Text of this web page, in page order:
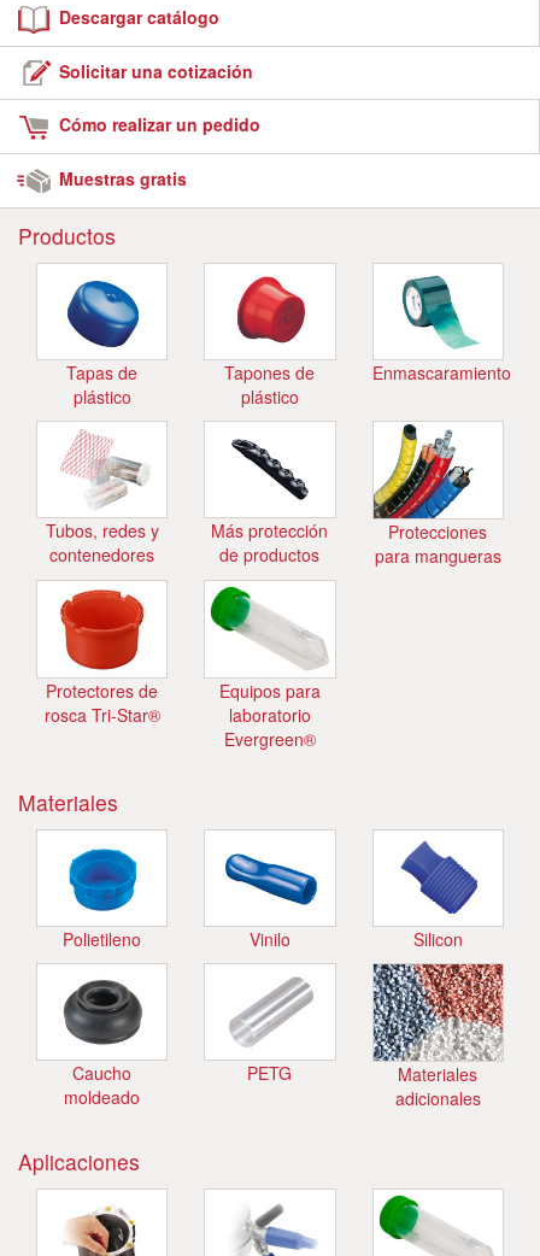
Descargar catálogo
Solicitar una cotización
Cómo realizar un pedido
Muestras gratis
Productos
Tapas de
plástico
Tapones de
plástico
Enmascaramiento
Tubos, redes y
contenedores
Más protección
de productos
Protecciones
para mangueras
Protectores de
rosca Tri-Star®
Equipos para
laboratorio
Evergreen®
Materiales
Polietileno Vinilo Silicon
Caucho
moldeado
PETG
Materiales
adicionales
Aplicaciones